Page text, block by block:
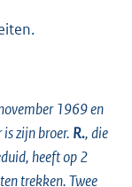
1969 en
zijn broer. R., die
heeft op 2
trekken. Twee